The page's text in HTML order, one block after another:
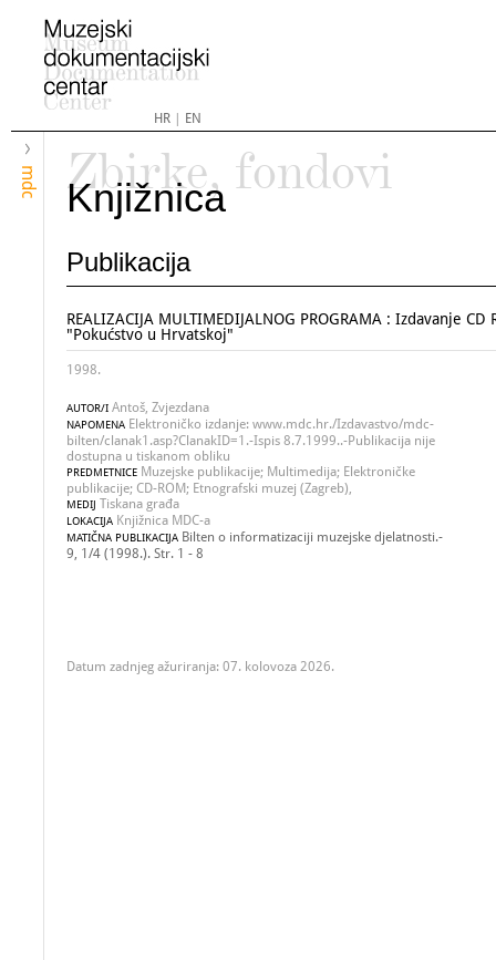
HR| EN
mdc
Zbirke, fondovi
Knjižnica
Publikacija
REALIZACIJA MULTIMEDIJALNOG PROGRAMA : Izdavanje CD
"Pokućstvo u Hrvatskoj"
1998.
AUTOR/I Antoš, Zvjezdana
NAPOMENA Elektroničko izdanje: www.mdc.hr./Izdavastvo/mdc-
bilten/clanak1.asp?ClanakID=1.-Ispis 8.7.1999..-Publikacija nije
dostupna u tiskanom obliku
PREDMETNICE Muzejske publikacije; Multimedija; Elektroničke
publikacije; CD-ROM; Etnografski muzej (Zagreb),
MEDIJ Tiskana građa
LOKACIJA Knjižnica MDC-a
MATIČNA PUBLIKACIJA Bilten o informatizaciji muzejske djelatnosti.-
9, 1/4 (1998.). Str. 1 - 8
Datum zadnjeg ažuriranja: 07. kolovoza 2026.